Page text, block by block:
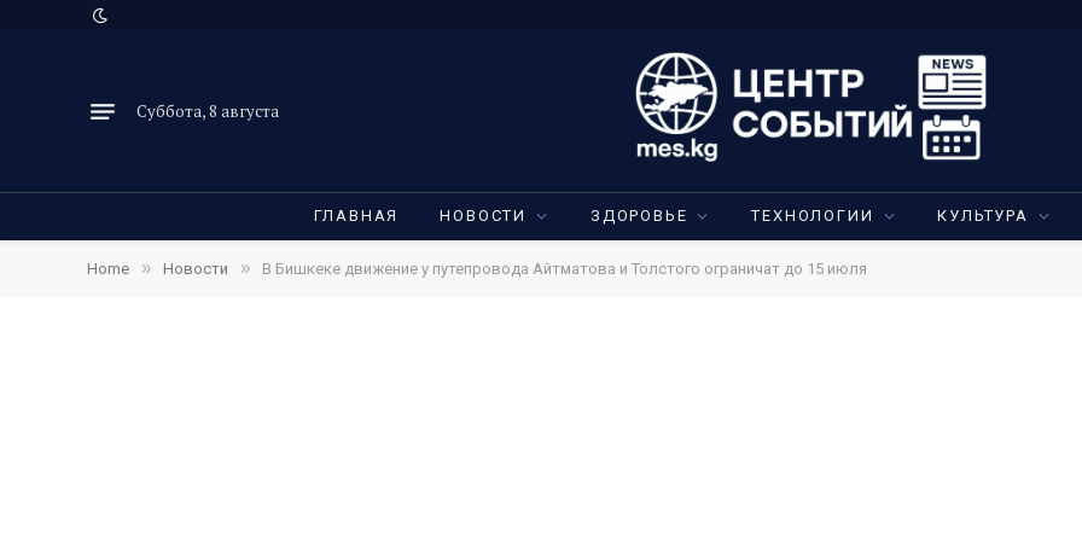
Суббота, 8 августа
ГЛАВНАЯ НОВОСТИ ЗДОРОВЬЕ ТЕХНОЛОГИИ КУЛЬТУРА
Home » Новости » В Бишкеке движение у путепровода Айтматова и Толстого ограничат до 15 июля